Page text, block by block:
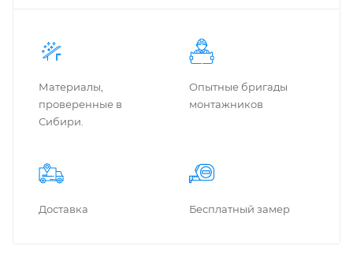
Материалы,
проверенные в
Сибири.
Опытные бригады
монтажников
Доставка Бес­плат­ный замер